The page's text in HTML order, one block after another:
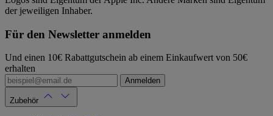
der jeweiligen Inhaber.
Für den Newsletter anmelden
Und einen 10€ Rabattgutschein ab einem Einkaufwert von 50€
erhalten
Anmelden
Zubehör